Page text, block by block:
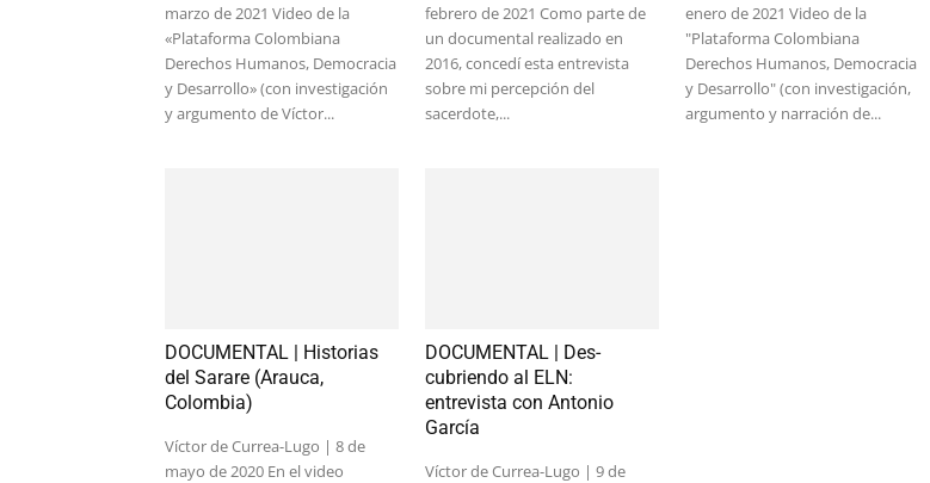
marzo de 2021 Video de la
«Plataforma Colombiana
Derechos Humanos, Democracia
y Desarrollo» (con investigación
y argumento de Víctor...
febrero de 2021 Como parte de
un documental realizado en
2016, concedí esta entrevista
sobre mi percepción del
sacerdote,...
enero de 2021 Video de la
"Plataforma Colombiana
Derechos Humanos, Democracia
y Desarrollo" (con investigación,
argumento y narración de...
DOCUMENTAL | Historias
del Sarare (Arauca,
Colombia)
Víctor de Currea-Lugo | 8 de
mayo de 2020 En el video
DOCUMENTAL | Des-
cubriendo al ELN:
entrevista con Antonio
García
Víctor de Currea-Lugo | 9 de